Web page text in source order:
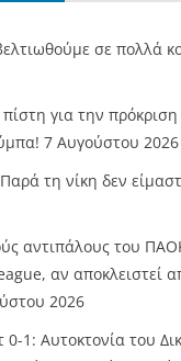
σε πολλά
για την
7 Αυγούστου 2026
τη νίκη δεν
αντιπάλους του
αν αποκλειστεί
2026
1: Αυτοκτονία του